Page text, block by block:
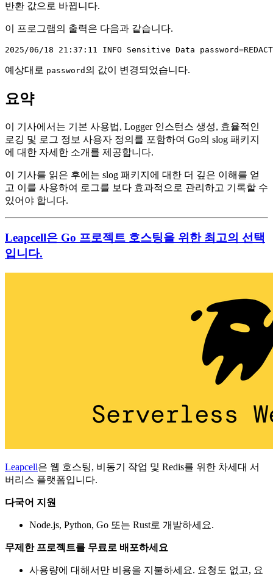
반환 값으로 바뀝니다.
이 프로그램의 출력은 다음과 같습니다.
예상대로 password 의 값이 변경되었습니다.
요약
이 기사에서는 기본 사용법, Logger 인스턴스 생성, 효율적인
로깅 및 로그 정보 사용자 정의를 포함하여 Go의 slog 패키지
에 대한 자세한 소개를 제공합니다.
이 기사를 읽은 후에는 slog 패키지에 대한 더 깊은 이해를 얻
고 이를 사용하여 로그를 보다 효과적으로 관리하고 기록할 수
있어야 합니다.
Leapcell은 Go 프로젝트 호스팅을 위한 최고의 선택
입니다.
Leapcell은 웹 호스팅, 비동기 작업 및 Redis를 위한 차세대 서
버리스 플랫폼입니다.
다국어 지원
Node.js, Python, Go 또는 Rust로 개발하세요.
무제한 프로젝트를 무료로 배포하세요
사용량에 대해서만 비용을 지불하세요. 요청도 없고, 요